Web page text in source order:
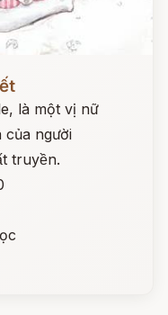
là một vị nữ
người
truyền.